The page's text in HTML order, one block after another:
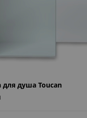
для душа Toucan